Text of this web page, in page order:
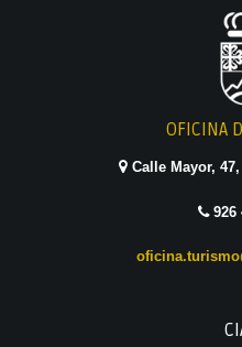
OFICINA
Calle Mayor,
926